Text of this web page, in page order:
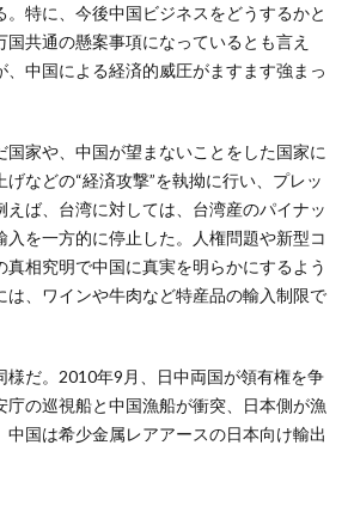
特に、今後中国ビジネスをどうするかと
共通の懸案事項になっているとも言え
、中国による経済的威圧がますます強まっ
国家や、中国が望まないことをした国家に
などの“経済攻撃”を執拗に行い、プレッ
えば、台湾に対しては、台湾産のパイナッ
入を一方的に停止した。人権問題や新型コ
真相究明で中国に真実を明らかにするよう
は、ワインや牛肉など特産品の輸入制限で
様だ。2010年9月、日中両国が領有権を争
庁の巡視船と中国漁船が衝突、日本側が漁
中国は希少金属レアアースの日本向け輸出